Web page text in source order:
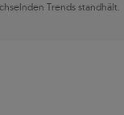
Trends standhält.